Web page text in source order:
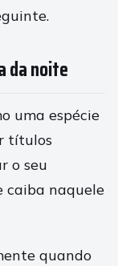
da noite
uma espécie
títulos
o seu
caiba naquele
quando